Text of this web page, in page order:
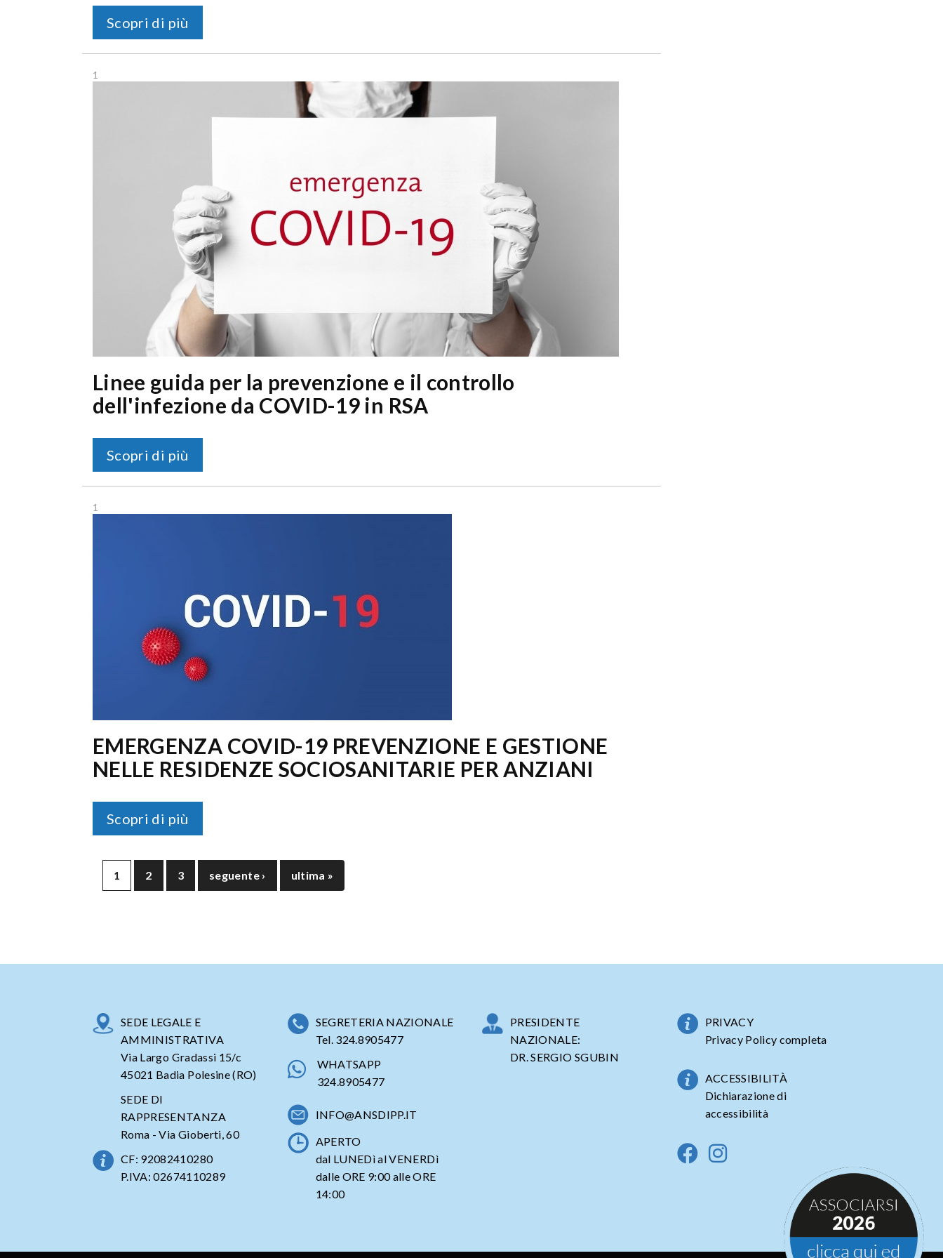
Scopri di più
1
Linee guida per la prevenzione e il controllo
dell'infezione da COVID-19 in RSA
Scopri di più
1
EMERGENZA COVID-19 PREVENZIONE E GESTIONE
NELLE RESIDENZE SOCIOSANITARIE PER ANZIANI
Scopri di più
1 2 3 seguente › ultima »
SEDE LEGALE E
AMMINISTRATIVA
Via Largo Gradassi 15/c
45021 Badia Polesine (RO)
SEDE DI
RAPPRESENTANZA
Roma - Via Gioberti, 60
CF: 92082410280
P.IVA: 02674110289
SEGRETERIA NAZIONALE
Tel. 324.8905477
WHATSAPP
324.8905477
INFO@ANSDIPP.IT
APERTO
dal LUNEDì al VENERDì
dalle ORE 9:00 alle ORE
14:00
PRESIDENTE
NAZIONALE:
DR. SERGIO SGUBIN
PRIVACY
Privacy Policy completa
ACCESSIBILITÀ
Dichiarazione di
accessibilità